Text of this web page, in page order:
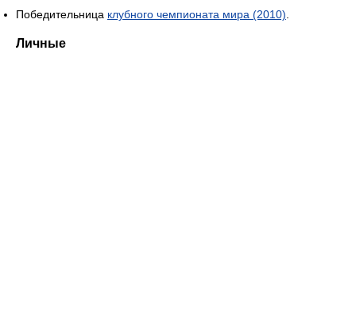
Победительница клубного чемпионата мира (2010)
Личные